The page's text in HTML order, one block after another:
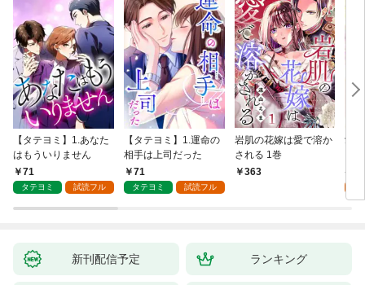
【タテヨミ】1.あなた
はもういりません
71
タテヨミ 試読フル
【タテヨミ】1.運命の
相手は上司だった
71
タテヨミ 試読フル
岩肌の花嫁は愛で溶か
される 1巻
363
愛
新刊配信予定 ランキング